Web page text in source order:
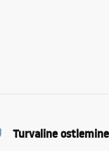
Turvaline ostlemine